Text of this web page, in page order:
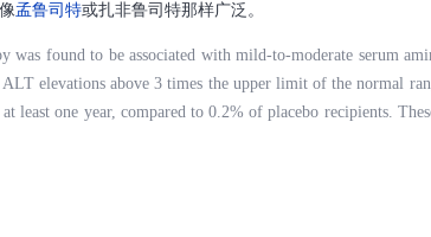
孟鲁司特或扎非鲁司特那样广泛。
was found to be associated with mild-to-moderate serum
elevations above 3 times the upper limit of the normal
least one year, compared to 0.2% of placebo recipients.
abdominal pain) and individual cases of clinically
of liver enzyme elevations was within 4 to 8 weeks of